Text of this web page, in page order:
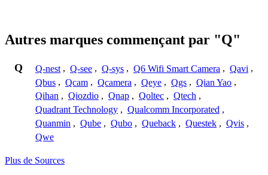
Autres marques commençant par "Q"
Q Q-nest , Q-see , Q-sys , Q6 Wifi Smart Camera , Qavi ,
Qbus , Qcam , Qcamera , Qeye , Qgs , Qian Yao ,
Qihan , Qiozdio , Qnap , Qoltec , Qtech ,
Quadrant Technology , Qualcomm Incorporated ,
Quanmin , Qube , Qubo , Queback , Questek , Qvis ,
Qwe
Plus de Sources